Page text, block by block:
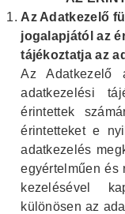
Az Adatkezelő
jogalapjától az
tájékoztatja az
Az Adatkezelő
adatkezelési
érintettek
érintetteket e
adatkezelés
egyértelműen és
kezelésével
különösen az